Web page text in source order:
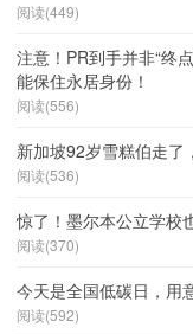
阅读(449)
注意！PR到手并非“终
能保住永居身份！
阅读(556)
新加坡92岁雪糕伯走了
阅读(536)
惊了！墨尔本公立学校
阅读(370)
今天是全国低碳日，用
阅读(592)